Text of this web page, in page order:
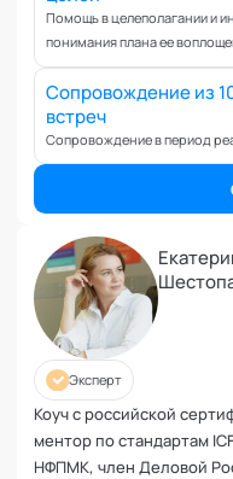
Коммуникация в
Корпоративная
Коучинг
Межличностные
Наставничество
Невроз
Обучение и
Ораторское
Организация и
Помощь в целеполагании и
понимания плана ее
Сопровождение из
встреч
Сопровождение в период
Эксперт
Коуч с российской
ментор по стандартам ICF, Лидер Центрального
НФПМК, член Деловой